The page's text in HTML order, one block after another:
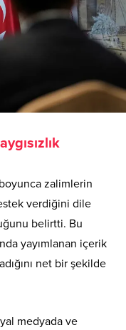
zalimlerin
verdiğini dile
belirtti. Bu
yayımlanan içerik
net bir şekilde
medyada ve